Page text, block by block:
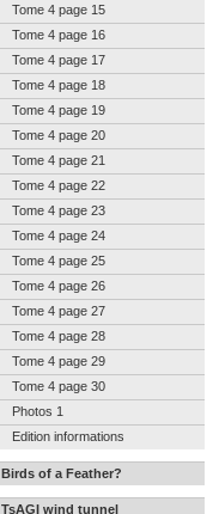
Tome 4 page 15
Tome 4 page 16
Tome 4 page 17
Tome 4 page 18
Tome 4 page 19
Tome 4 page 20
Tome 4 page 21
Tome 4 page 22
Tome 4 page 23
Tome 4 page 24
Tome 4 page 25
Tome 4 page 26
Tome 4 page 27
Tome 4 page 28
Tome 4 page 29
Tome 4 page 30
Photos 1
Edition informations
Birds of a Feather?
TsAGI wind tunnel